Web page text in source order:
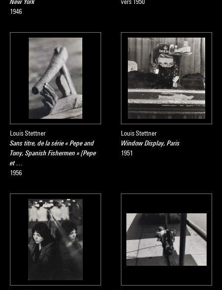
1946
Louis Stettner
Sans titre, de la série « Pepe and
Tony, Spanish Fishermen » [Pepe
et …
1956
Louis Stettner
Window Display, Paris
1951